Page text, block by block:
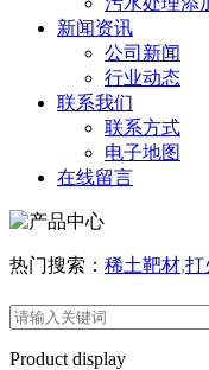
新闻资讯
公司新闻
行业动态
联系我们
联系方式
电子地图
在线留言
热门搜索： 稀土靶材,打
Product display